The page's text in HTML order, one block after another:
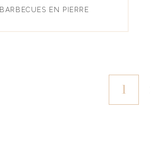
BARBECUES EN PIERRE
1